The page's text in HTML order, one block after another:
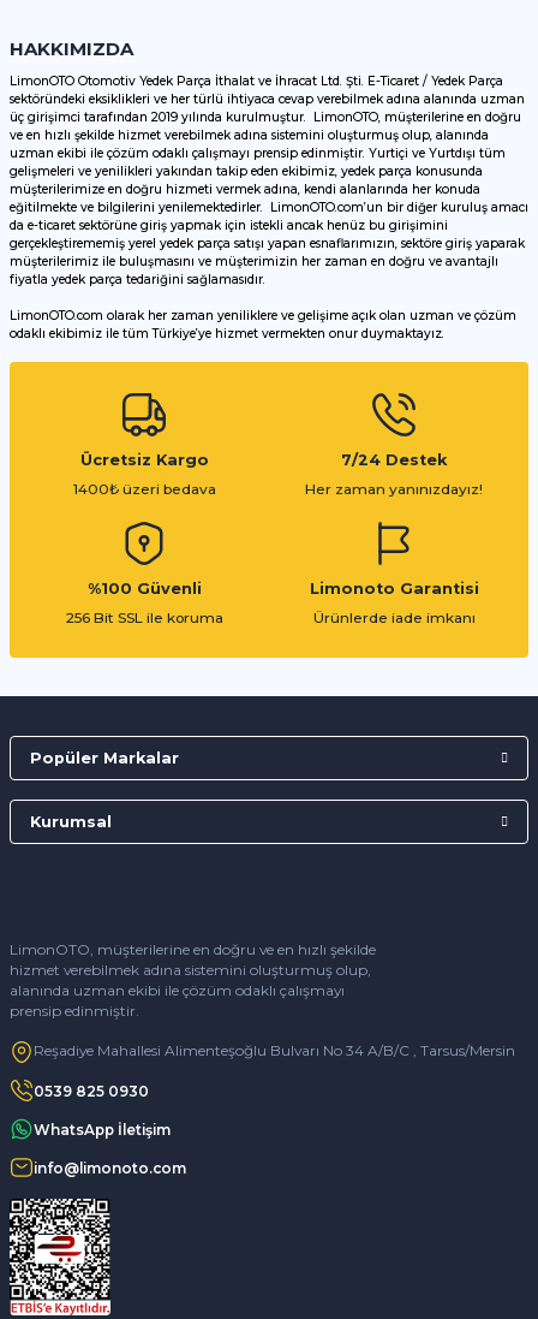
Görüş ve önerileriniz için teşekkür ederiz.
Ürün resmi kalitesiz, bozuk veya görüntülenemiyor.
Ürün açıklamasında eksik bilgiler bulunuyor.
Ürün bilgilerinde hatalar bulunuyor.
Ürün fiyatı diğer sitelerden daha pahalı.
Bu ürüne benzer farklı alternatifler olmalı.
HAKKIMIZDA
LimonOTO Otomotiv Yedek Parça İthalat ve İhracat Ltd. Şti. E-Ticaret / Yedek Parça
sektöründeki eksiklikleri ve her türlü ihtiyaca cevap verebilmek adına alanında uzman
üç girişimci tarafından 2019 yılında kurulmuştur. LimonOTO, müşterilerine en doğru
ve en hızlı şekilde hizmet verebilmek adına sistemini oluşturmuş olup, alanında
uzman ekibi ile çözüm odaklı çalışmayı prensip edinmiştir. Yurtiçi ve Yurtdışı tüm
gelişmeleri ve yenilikleri yakından takip eden ekibimiz, yedek parça konusunda
müşterilerimize en doğru hizmeti vermek adına, kendi alanlarında her konuda
eğitilmekte ve bilgilerini yenilemektedirler. LimonOTO.com’un bir diğer kuruluş amacı
da e-ticaret sektörüne giriş yapmak için istekli ancak henüz bu girişimini
gerçekleştirememiş yerel yedek parça satışı yapan esnaflarımızın, sektöre giriş yaparak
müşterilerimiz ile buluşmasını ve müşterimizin her zaman en doğru ve avantajlı
fiyatla yedek parça tedariğini sağlamasıdır.
LimonOTO.com olarak her zaman yeniliklere ve gelişime açık olan uzman ve çözüm
odaklı ekibimiz ile tüm Türkiye’ye hizmet vermekten onur duymaktayız.
Ücretsiz Kargo
1400₺ üzeri bedava
7/24 Destek
Her zaman yanınızdayız!
%100 Güvenli
256 Bit SSL ile koruma
Limonoto Garantisi
Ürünlerde iade imkanı
LimonOTO, müşterilerine en doğru ve en hızlı şekilde
hizmet verebilmek adına sistemini oluşturmuş olup,
alanında uzman ekibi ile çözüm odaklı çalışmayı
prensip edinmiştir.
Reşadiye Mahallesi Alimenteşoğlu Bulvarı No 34 A/B/C , Tarsus/Mersin
0539 825 0930
WhatsApp İletişim
info@limonoto.com
Popüler Markalar
Kurumsal